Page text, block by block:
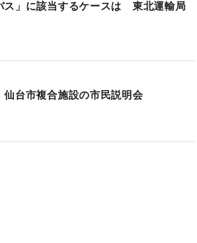
ス」に該当するケースは 東北運輸局
台市複合施設の市民説明会